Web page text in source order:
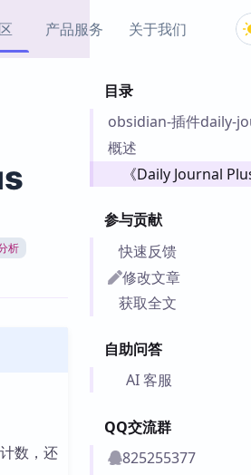
产品服务
PKMer 出品的闪念笔记
件
Obsidian
关于我们
目录
obsidian-插件daily-
概述
《Daily Journal
参与贡献
快速反馈
修改文章
获取全文
自助问答
AI 客服
QQ交流群
825255377
析
数，还